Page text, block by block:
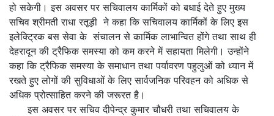
हो सकेगी। इस अवसर पर सचिवालय कार्मिकों को बधाई देते हुए मुख्य
सचिव श्रीमती राधा रतूड़ी ने कहा कि सचिवालय कार्मिकों के लिए इस
इलेक्ट्रिक बस सेवा के संचालन से कार्मिक लाभान्वित होंगे तथा साथ ही
देहरादून की ट्रैफिक समस्या को कम करने में सहायता मिलेगी। उन्होंने
कहा कि ट्रैफिक समस्या के समाधान तथा पर्यावरण पहुलुओं को ध्यान में
रखते हुए लोगों की सुविधाओं के लिए सार्वजनिक परिवहन को अधिक से
अधिक प्रोत्साहित करने की जरूरत है।
इस अवसर पर सचिव दीपेन्द्र कुमार चौधरी तथा सचिवालय के